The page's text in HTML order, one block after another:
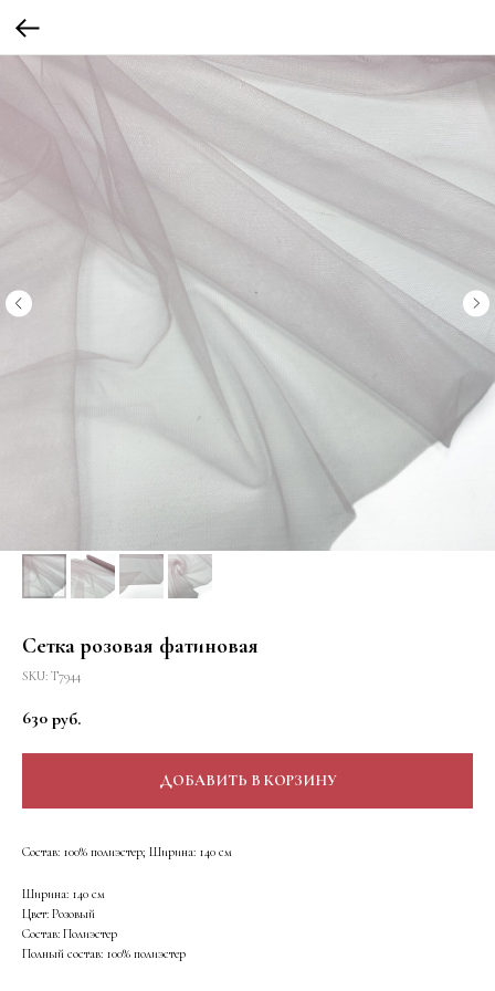
Сетка розовая фатиновая
SKU: Т7944
630 руб.
ДОБАВИТЬ В КОРЗИНУ
Состав: 100% полиэстер; Ширина: 140 см
Ширина: 140 см
Цвет: Розовый
Состав: Полиэстер
Полный состав: 100% полиэстер